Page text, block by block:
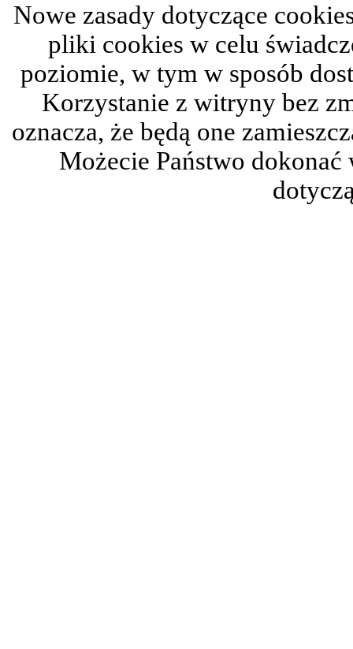
Nowe zasady dotyczące
pliki cookies w celu
poziomie, w tym w sposób
Korzystanie z witryny bez
oznacza, że będą one
Możecie Państwo